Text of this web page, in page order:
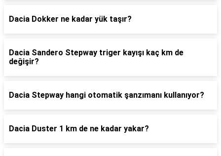
Dacia Dokker ne kadar yük taşır?
Dacia Sandero Stepway triger kayışı kaç km de
değişir?
Dacia Stepway hangi otomatik şanzımanı kullanıyor?
Dacia Duster 1 km de ne kadar yakar?